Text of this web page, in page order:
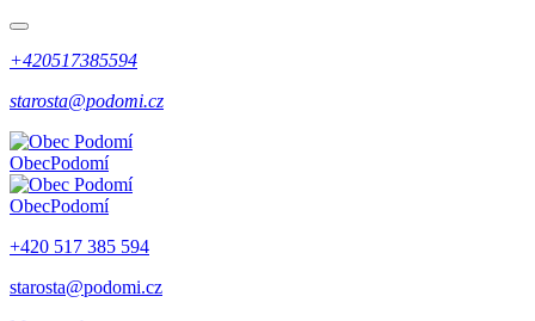
+420517385594
starosta@podomi.cz
ObecPodomí
ObecPodomí
+420 517 385 594
starosta@podomi.cz